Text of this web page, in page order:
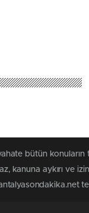
bütün
kanuna aykırı ve